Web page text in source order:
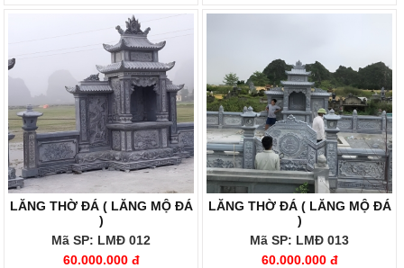
LĂNG THỜ ĐÁ ( LĂNG MỘ ĐÁ
)
Mã SP: LMĐ 012
60.000.000 đ
LĂNG THỜ ĐÁ ( LĂNG MỘ ĐÁ
)
Mã SP: LMĐ 013
60.000.000 đ